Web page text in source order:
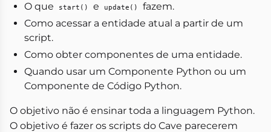
O que
start() e update()
fazem.
Como acessar a entidade atual a partir de um
script.
Como obter componentes de uma entidade.
Quando usar um Componente Python ou um
Componente de Código Python.
O objetivo não é ensinar toda a linguagem Python.
O objetivo é fazer os scripts do Cave parecerem